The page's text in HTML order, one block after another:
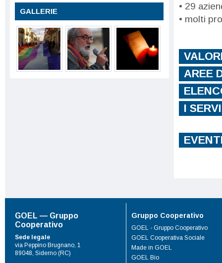
• 29
• molti
AREE
I
GALLERIE
GOEL — Gruppo
Cooperativo
Sede legale
via Peppino Brugnano, 1
89048, Siderno (RC)
Gruppo Cooperativo
GOEL - Gruppo Cooperativo
GOEL Cooperativa Sociale
Made in GOEL
GOEL Bio